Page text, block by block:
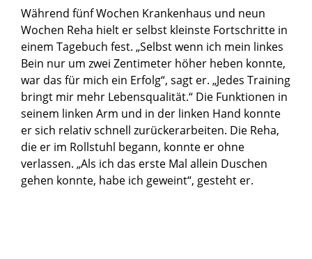
Während fünf Wochen Krankenhaus und neun
Wochen Reha hielt er selbst kleinste Fortschritte in
einem Tagebuch fest. „Selbst wenn ich mein linkes
Bein nur um zwei Zentimeter höher heben konnte,
war das für mich ein Erfolg“, sagt er. „Jedes Training
bringt mir mehr Lebensqualität.“ Die Funktionen in
seinem linken Arm und in der linken Hand konnte
er sich relativ schnell zurückerarbeiten. Die Reha,
die er im Rollstuhl begann, konnte er ohne
verlassen. „Als ich das erste Mal allein Duschen
gehen konnte, habe ich geweint“, gesteht er.